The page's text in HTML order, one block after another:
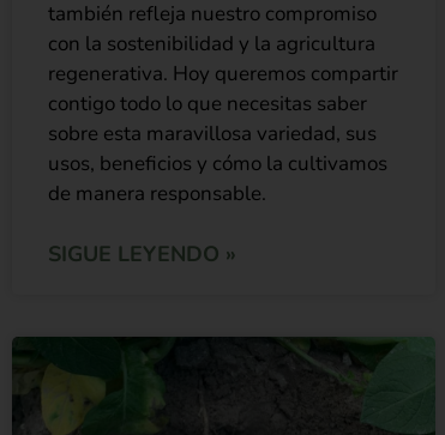
también refleja nuestro compromiso
con la sostenibilidad y la agricultura
regenerativa. Hoy queremos compartir
contigo todo lo que necesitas saber
sobre esta maravillosa variedad, sus
usos, beneficios y cómo la cultivamos
de manera responsable.
SIGUE LEYENDO »